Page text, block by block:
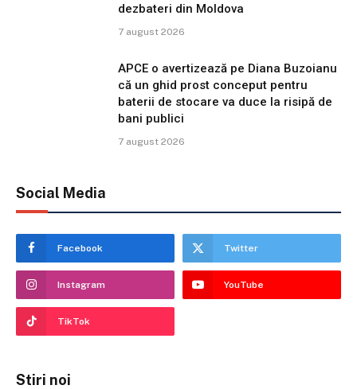
dezbateri din Moldova
7 august 2026
APCE o avertizează pe Diana Buzoianu
că un ghid prost conceput pentru
baterii de stocare va duce la risipă de
bani publici
7 august 2026
Social Media
Facebook Twitter
Instagram YouTube
TikTok
Stiri noi